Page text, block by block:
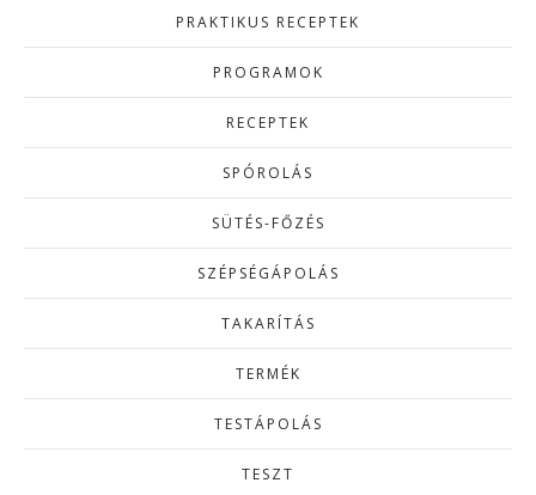
PRAKTIKUS RECEPTEK
PROGRAMOK
RECEPTEK
SPÓROLÁS
SÜTÉS-FŐZÉS
SZÉPSÉGÁPOLÁS
TAKARÍTÁS
TERMÉK
TESTÁPOLÁS
TESZT